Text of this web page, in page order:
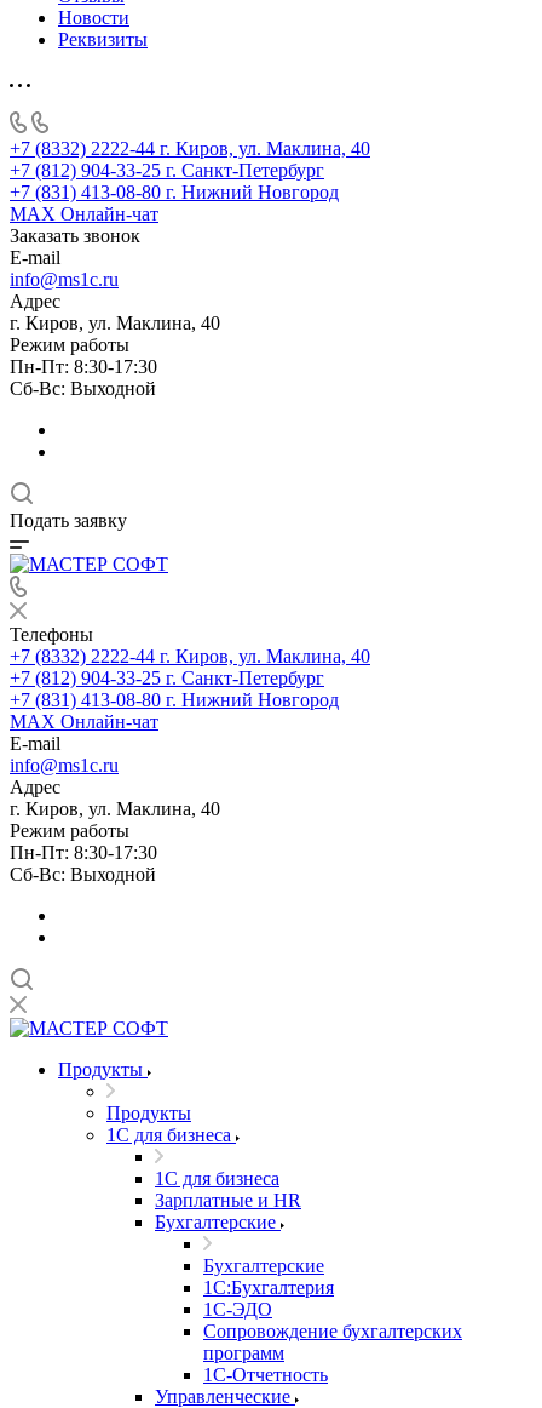
Новости
Реквизиты
+7 (8332) 2222-44 г. Киров, ул. Маклина, 40
+7 (812) 904-33-25 г. Санкт-Петербург
+7 (831) 413-08-80 г. Нижний Новгород
MAX Онлайн-чат
Заказать звонок
E-mail
info@ms1c.ru
Адрес
г. Киров, ул. Маклина, 40
Режим работы
Пн-Пт: 8:30-17:30
Cб-Вс: Выходной
Подать заявку
Телефоны
+7 (8332) 2222-44 г. Киров, ул. Маклина, 40
+7 (812) 904-33-25 г. Санкт-Петербург
+7 (831) 413-08-80 г. Нижний Новгород
MAX Онлайн-чат
E-mail
info@ms1c.ru
Адрес
г. Киров, ул. Маклина, 40
Режим работы
Пн-Пт: 8:30-17:30
Cб-Вс: Выходной
Продукты
Продукты
1С для бизнеса
1С для бизнеса
Зарплатные и HR
Бухгалтерские
Бухгалтерские
1С:Бухгалтерия
1С-ЭДО
Сопровождение бухгалтерских
программ
1С-Отчетность
Управленческие